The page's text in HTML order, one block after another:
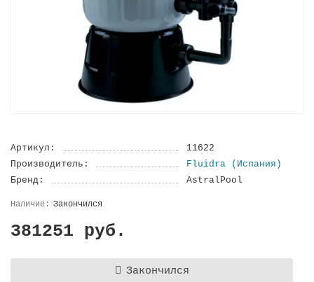
Артикул:
11622
Производитель:
Fluidra (Испания)
Бренд:
AstralPool
Закончился
381251 руб.
Закончился